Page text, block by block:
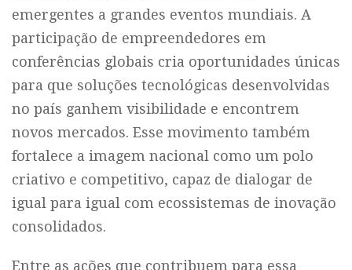
emergentes a grandes eventos mundiais. A
participação de empreendedores em
conferências globais cria oportunidades únicas
para que soluções tecnológicas desenvolvidas
no país ganhem visibilidade e encontrem
novos mercados. Esse movimento também
fortalece a imagem nacional como um polo
criativo e competitivo, capaz de dialogar de
igual para igual com ecossistemas de inovação
consolidados.
Entre as ações que contribuem para essa